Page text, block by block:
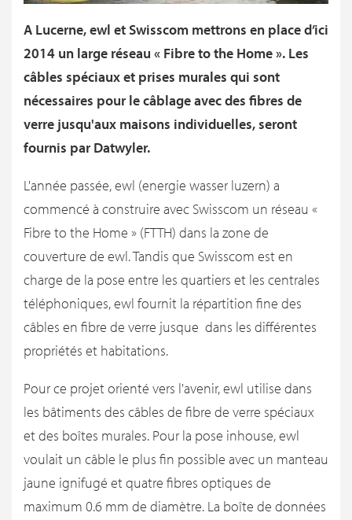
A Lucerne, ewl et Swisscom mettrons en place d’ici
2014 un large réseau « Fibre to the Home ». Les
câbles spéciaux et prises murales qui sont
nécessaires pour le câblage avec des fibres de
verre jusqu'aux maisons individuelles, seront
fournis par Datwyler.
L'année passée, ewl (energie wasser luzern) a
commencé à construire avec Swisscom un réseau «
Fibre to the Home » (FTTH) dans la zone de
couverture de ewl. Tandis que Swisscom est en
charge de la pose entre les quartiers et les centrales
téléphoniques, ewl fournit la répartition fine des
câbles en fibre de verre jusque dans les différentes
propriétés et habitations.
Pour ce projet orienté vers l'avenir, ewl utilise dans
les bâtiments des câbles de fibre de verre spéciaux
et des boîtes murales. Pour la pose inhouse, ewl
voulait un câble le plus fin possible avec un manteau
jaune ignifugé et quatre fibres optiques de
maximum 0.6 mm de diamètre. La boîte de données